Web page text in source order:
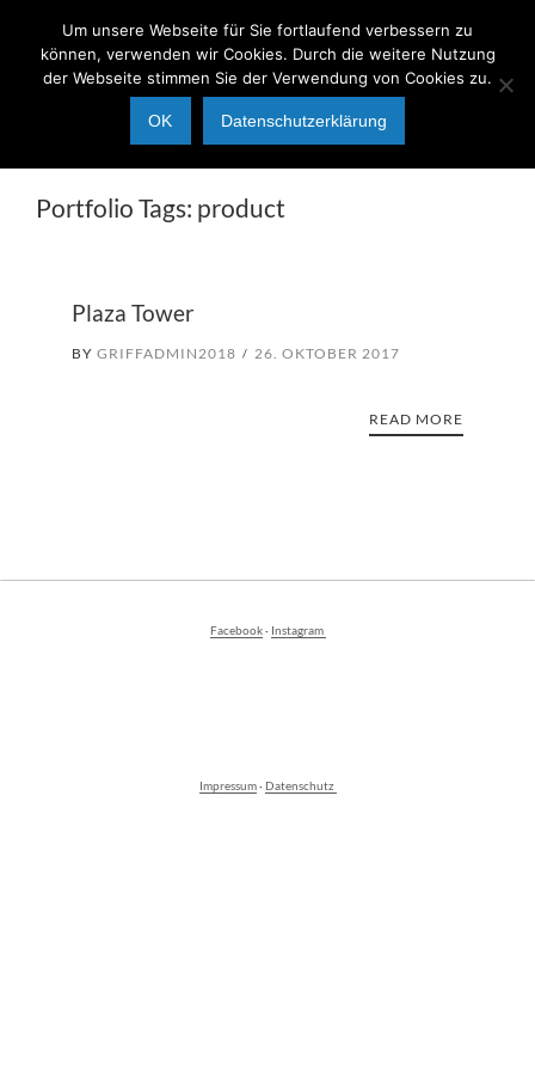
Portfolio Tags: product
Plaza Tower
BY GRIFFADMIN2018 26. OKTOBER 2017
READ MORE
Facebook· Instagram
Impressum· Datenschutz
Um unsere Webseite für Sie fortlaufend verbessern zu
können, verwenden wir Cookies. Durch die weitere Nutzung
der Webseite stimmen Sie der Verwendung von Cookies zu.
OK Datenschutzerklärung